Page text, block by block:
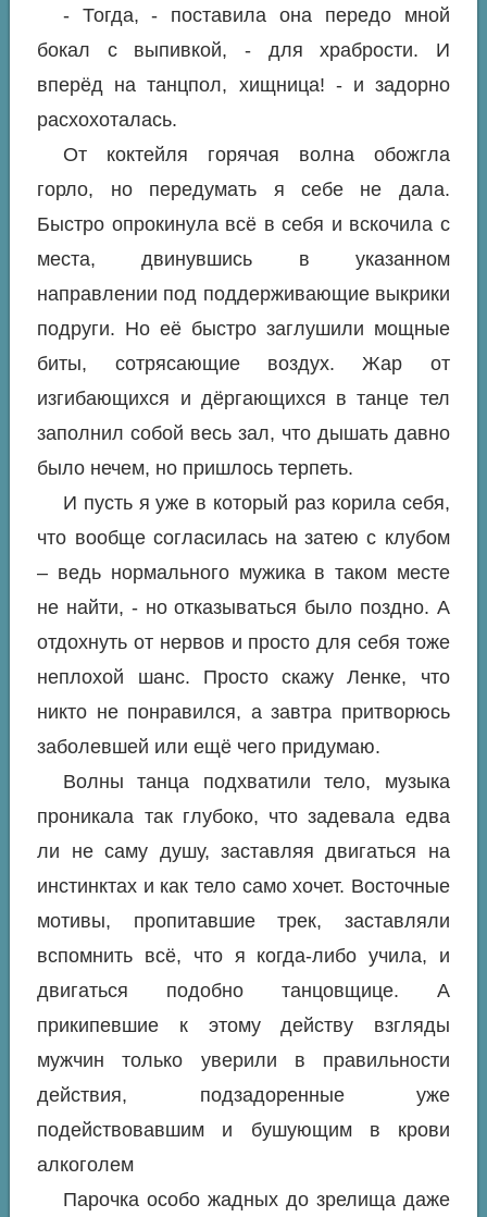
- Тогда, - поставила она передо мной
бокал с выпивкой, - для храбрости. И
вперёд на танцпол, хищница! - и задорно
расхохоталась.
От коктейля горячая волна обожгла
горло, но передумать я себе не дала.
Быстро опрокинула всё в себя и вскочила с
места, двинувшись в указанном
направлении под поддерживающие выкрики
подруги. Но её быстро заглушили мощные
биты, сотрясающие воздух. Жар от
изгибающихся и дёргающихся в танце тел
заполнил собой весь зал, что дышать давно
было нечем, но пришлось терпеть.
И пусть я уже в который раз корила себя,
что вообще согласилась на затею с клубом
– ведь нормального мужика в таком месте
не найти, - но отказываться было поздно. А
отдохнуть от нервов и просто для себя тоже
неплохой шанс. Просто скажу Ленке, что
никто не понравился, а завтра притворюсь
заболевшей или ещё чего придумаю.
Волны танца подхватили тело, музыка
проникала так глубоко, что задевала едва
ли не саму душу, заставляя двигаться на
инстинктах и как тело само хочет. Восточные
мотивы, пропитавшие трек, заставляли
вспомнить всё, что я когда-либо учила, и
двигаться подобно танцовщице. А
прикипевшие к этому действу взгляды
мужчин только уверили в правильности
действия, подзадоренные уже
подействовавшим и бушующим в крови
алкоголем
Парочка особо жадных до зрелища даже